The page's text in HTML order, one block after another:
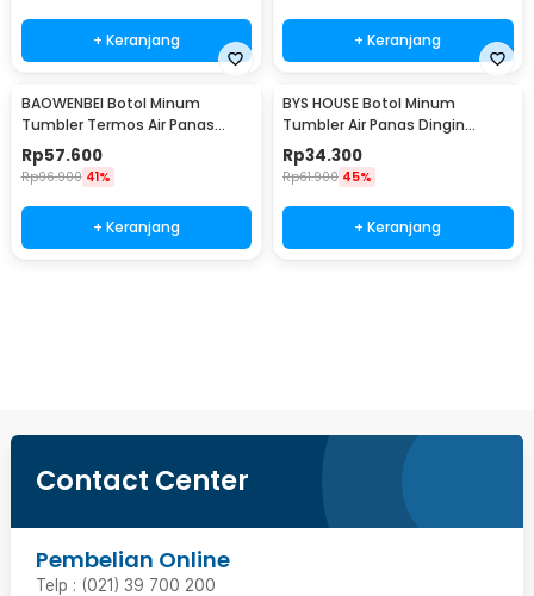
+ Keranjang + Keranjang
BAOWENBEI Botol Minum
Tumbler Termos Air Panas
Dingin Stainless 500ml - A1A0
Rp57.600
Rp96.900 41%
+ Keranjang
BYS HOUSE Botol Minum
Tumbler Air Panas Dingin
Stainless Steel 380ml - TY204
Rp34.300
Rp61.900 45%
+ Keranjang
Contact Center
Pembelian Online
Telp : (021) 39 700 200